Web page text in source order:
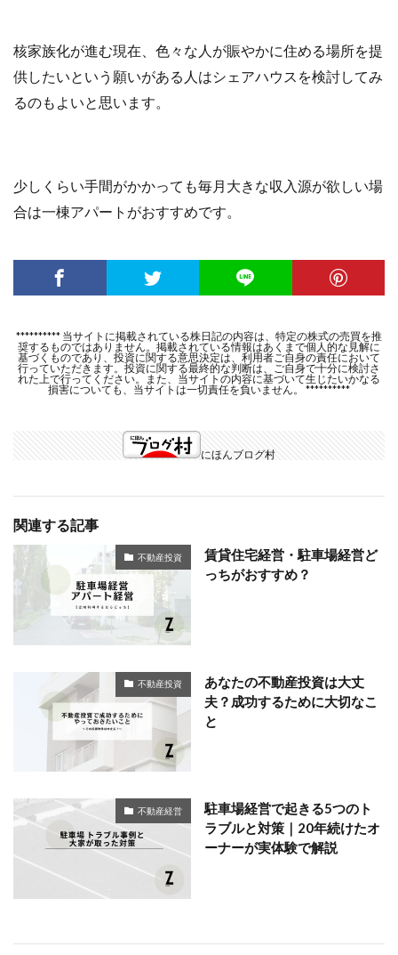
核家族化が進む現在、色々な人が賑やかに住める場所を提
供したいという願いがある人はシェアハウスを検討してみ
るのもよいと思います。
少しくらい手間がかかっても毎月大きな収入源が欲しい場
合は一棟アパートがおすすめです。
********** 当サイトに掲載されている株日記の内容は、特定の株式の売買を推
奨するものではありません。掲載されている情報はあくまで個人的な見解に
基づくものであり、投資に関する意思決定は、利用者ご自身の責任において
行っていただきます。投資に関する最終的な判断は、ご自身で十分に検討さ
れた上で行ってください。また、当サイトの内容に基づいて生じたいかなる
損害についても、当サイトは一切責任を負いません。 **********
にほんブログ村
関連する記事
不動産投資
賃貸住宅経営・駐車場経営ど
っちがおすすめ？
不動産投資
あなたの不動産投資は大丈
夫？成功するために大切なこ
と
不動産経営
駐車場経営で起きる5つのト
ラブルと対策｜20年続けたオ
ーナーが実体験で解説